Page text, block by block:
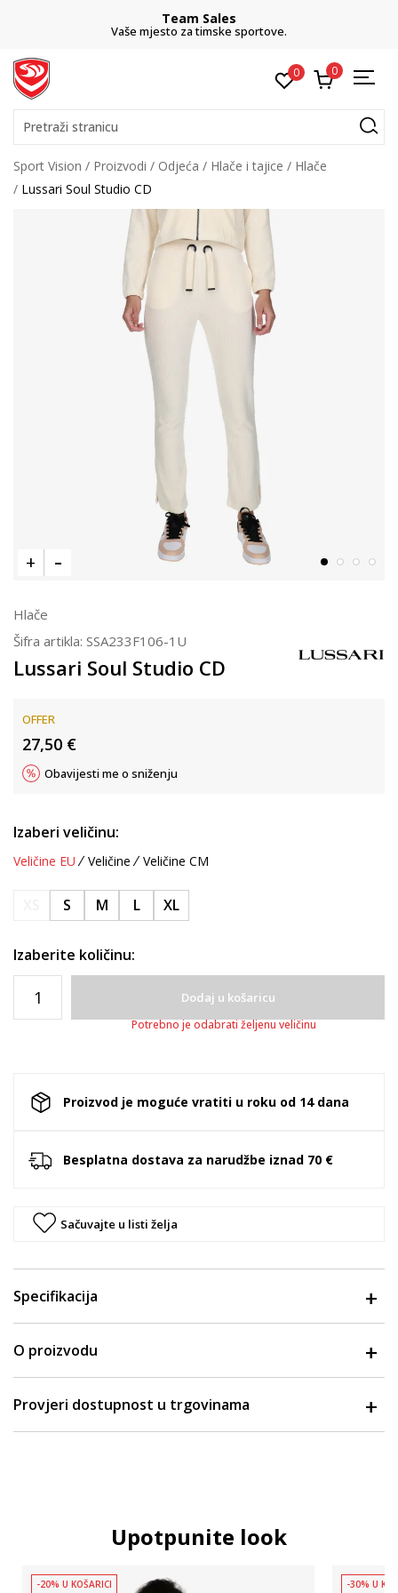
Team Sales
Vaše mjesto za timske sportove.
0 0
Pretraži stranicu
Sport Vision Proizvodi Odjeća Hlače i tajice
Hlače
Lussari Soul Studio CD
Hlače
Šifra artikla: SSA233F106-1U
Lussari Soul Studio CD
OFFER
27,50 €
Obavijesti me o sniženju
Izaberi veličinu:
Veličine EU Veličine Veličine CM
S M L XL
Izaberite količinu:
Dodaj u košaricu
Potrebno je odabrati željenu veličinu
Proizvod je moguće vratiti u roku od 14 dana
Besplatna dostava za narudžbe iznad 70 €
Sačuvajte u listi želja
Specifikacija
O proizvodu
Provjeri dostupnost u trgovinama
Upotpunite look
-20% U KOŠARICI -30% U